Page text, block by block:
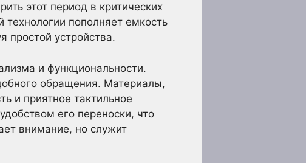
этот период в критических
пополняет емкость
простой устройства.
и функциональности.
обращения. Материалы,
и приятное тактильное
его переноски, что
внимание, но служит